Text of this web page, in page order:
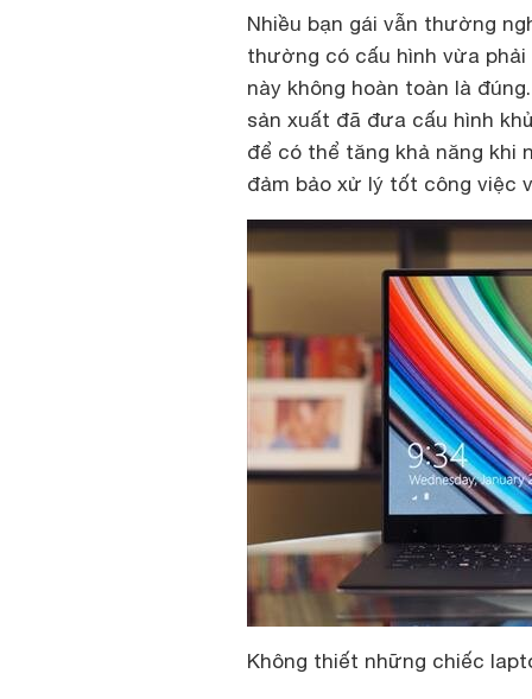
Nhiều bạn gái vẫn thường
thường có cấu hình vừa
này không hoàn toàn là
sản xuất đã đưa cấu hình
để có thể tăng khả năng khi
đảm bảo xử lý tốt công việc
Không thiết những chiếc